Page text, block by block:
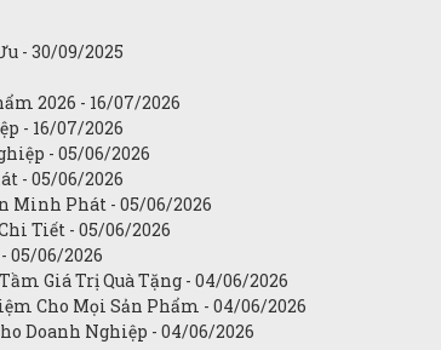
- 30/09/2025
2026 - 16/07/2026
- 16/07/2026
- 05/06/2026
- 05/06/2026
Minh Phát - 05/06/2026
Tiết - 05/06/2026
05/06/2026
Giá Trị Quà Tặng - 04/06/2026
Cho Mọi Sản Phẩm - 04/06/2026
Doanh Nghiệp - 04/06/2026